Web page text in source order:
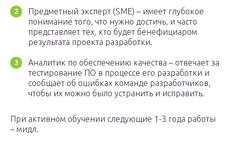
Предметный эксперт (SME) – имеет глубокое
понимание того, что нужно достичь, и часто
представляет тех, кто будет бенефициаром
результата проекта разработки.
Аналитик по обеспечению качества – отвечает за
тестирование ПО в процессе его разработки и
сообщает об ошибках команде разработчиков,
чтобы их можно было устранить и исправить.
При активном обучении следующие 1-3 года работы
– мидл.